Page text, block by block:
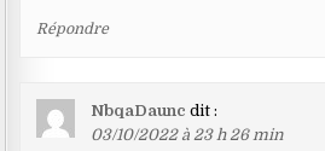
Répondre
NbqaDaunc dit :
03/10/2022 à 23 h 26 min